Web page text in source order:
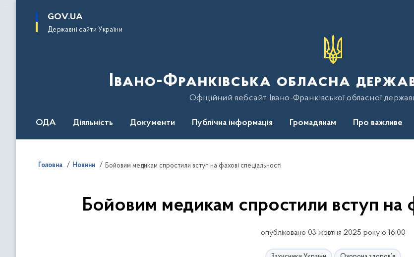
основного
GOV.UA
Державні сайти України
Івано-Франківська обласна
Офіційний вебсайт Івано-Франківської обласної
ОДА Діяльність Документи Публічна інформація Громадянам Про важливе
Головна Новини Бойовим медикам спростили вступ на фахові спеціальності
Бойовим медикам спростили вступ на
опубліковано 03 жовтня 2025 року о 16:00